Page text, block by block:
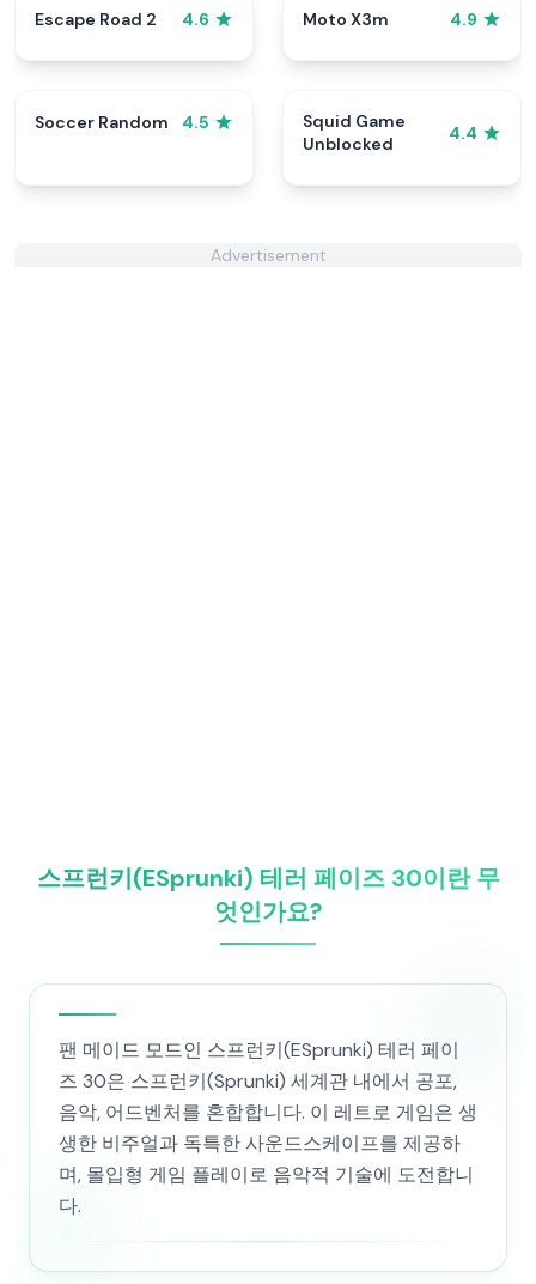
Escape Road 2 4.6 Moto X3m 4.9
Soccer Random 4.5
Squid Game
Unblocked
4.4
Advertisement
스프런키(ESprunki) 테러 페이즈 30이란 무
엇인가요?
팬 메이드 모드인 스프런키(ESprunki) 테러 페이
즈 30은 스프런키(Sprunki) 세계관 내에서 공포,
음악, 어드벤처를 혼합합니다. 이 레트로 게임은 생
생한 비주얼과 독특한 사운드스케이프를 제공하
며, 몰입형 게임 플레이로 음악적 기술에 도전합니
다.